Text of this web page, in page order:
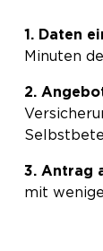
1. Daten
Minuten
2.
3. Antrag
mit